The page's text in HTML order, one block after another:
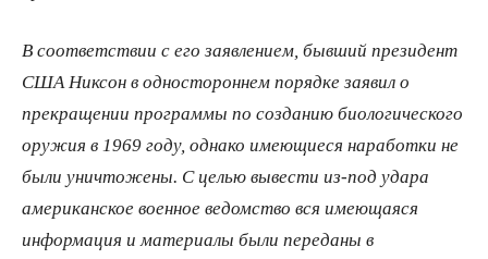
В соответствии с его заявлением, бывший президент
США Никсон в одностороннем порядке заявил о
прекращении программы по созданию биологического
оружия в 1969 году, однако имеющиеся наработки не
были уничтожены. С целью вывести из-под удара
американское военное ведомство вся имеющаяся
информация и материалы были переданы в